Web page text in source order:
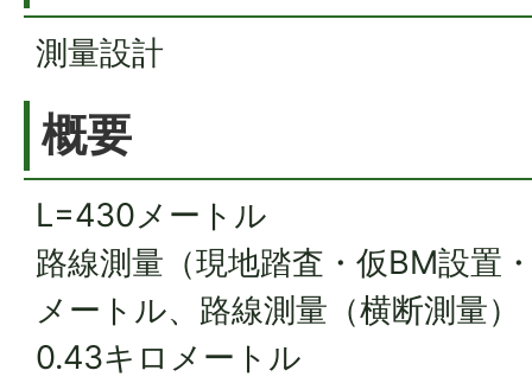
測量設計
概要
L=430メートル
路線測量（現地踏査・仮BM設置
メートル、路線測量（横断測量
0.43キロメートル